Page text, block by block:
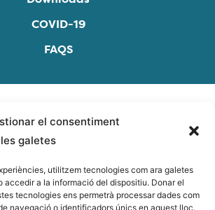
el consentiment
galetes
utilitzem tecnologies com ara galetes
accedir a la informació del dispositiu. Donar el
tecnologies ens permetrà processar dades com
navegació o identificadors únics en aquest lloc.
COVID-19
FAQS